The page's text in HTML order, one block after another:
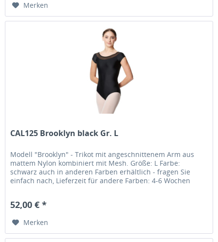
Merken
CAL125 Brooklyn black Gr. L
Modell "Brooklyn" - Trikot mit angeschnittenem Arm aus
mattem Nylon kombiniert mit Mesh. Größe: L Farbe:
schwarz auch in anderen Farben erhältlich - fragen Sie
einfach nach, Lieferzeit für andere Farben: 4-6 Wochen
52,00 € *
Merken